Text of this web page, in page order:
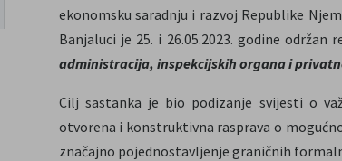
ekonomsku saradnju i razvoj Republike
Banjaluci je 25. i 26.05.2023. godine održan
administracija, inspekcijskih organa i
Cilj sastanka je bio podizanje svijesti o
otvorena i konstruktivna rasprava o
značajno pojednostavljenje graničnih